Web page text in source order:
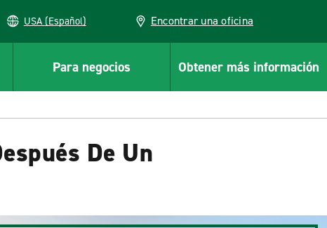
USA (Español) Encontrar una oficina
Para negocios Obtener más información
De Un